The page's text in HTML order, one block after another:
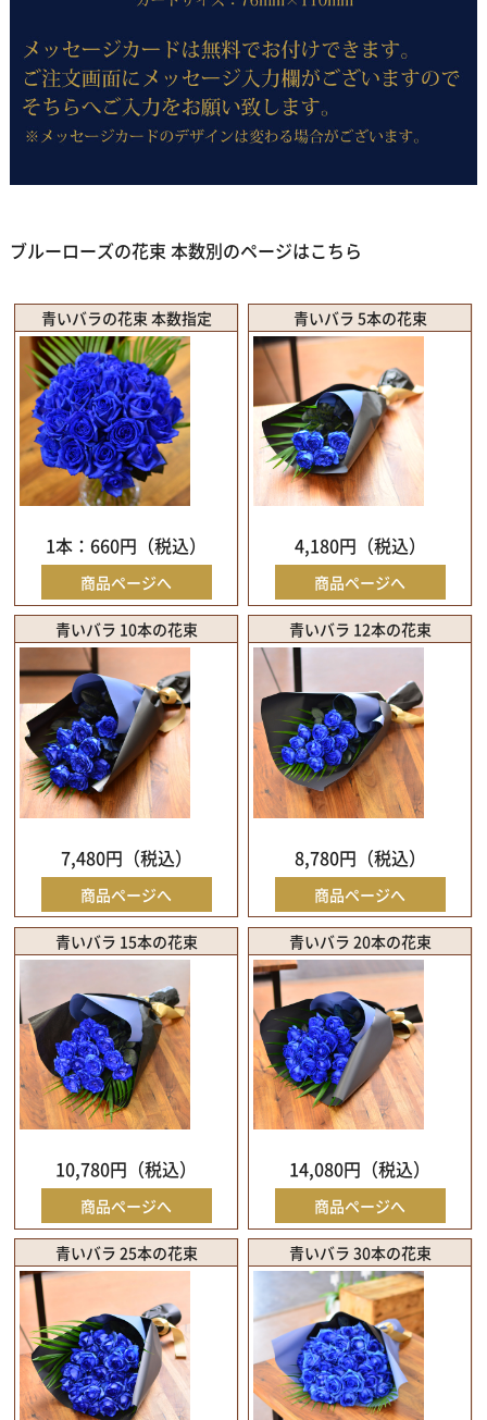
ブルーローズの花束 本数別のページはこちら
青いバラの花束 本数指定
1本：660円（税込）
商品ページへ
青いバラ 5本の花束
4,180円（税込）
商品ページへ
青いバラ 10本の花束
7,480円（税込）
商品ページへ
青いバラ 12本の花束
8,780円（税込）
商品ページへ
青いバラ 15本の花束
10,780円（税込）
商品ページへ
青いバラ 20本の花束
14,080円（税込）
商品ページへ
青いバラ 25本の花束 青いバラ 30本の花束